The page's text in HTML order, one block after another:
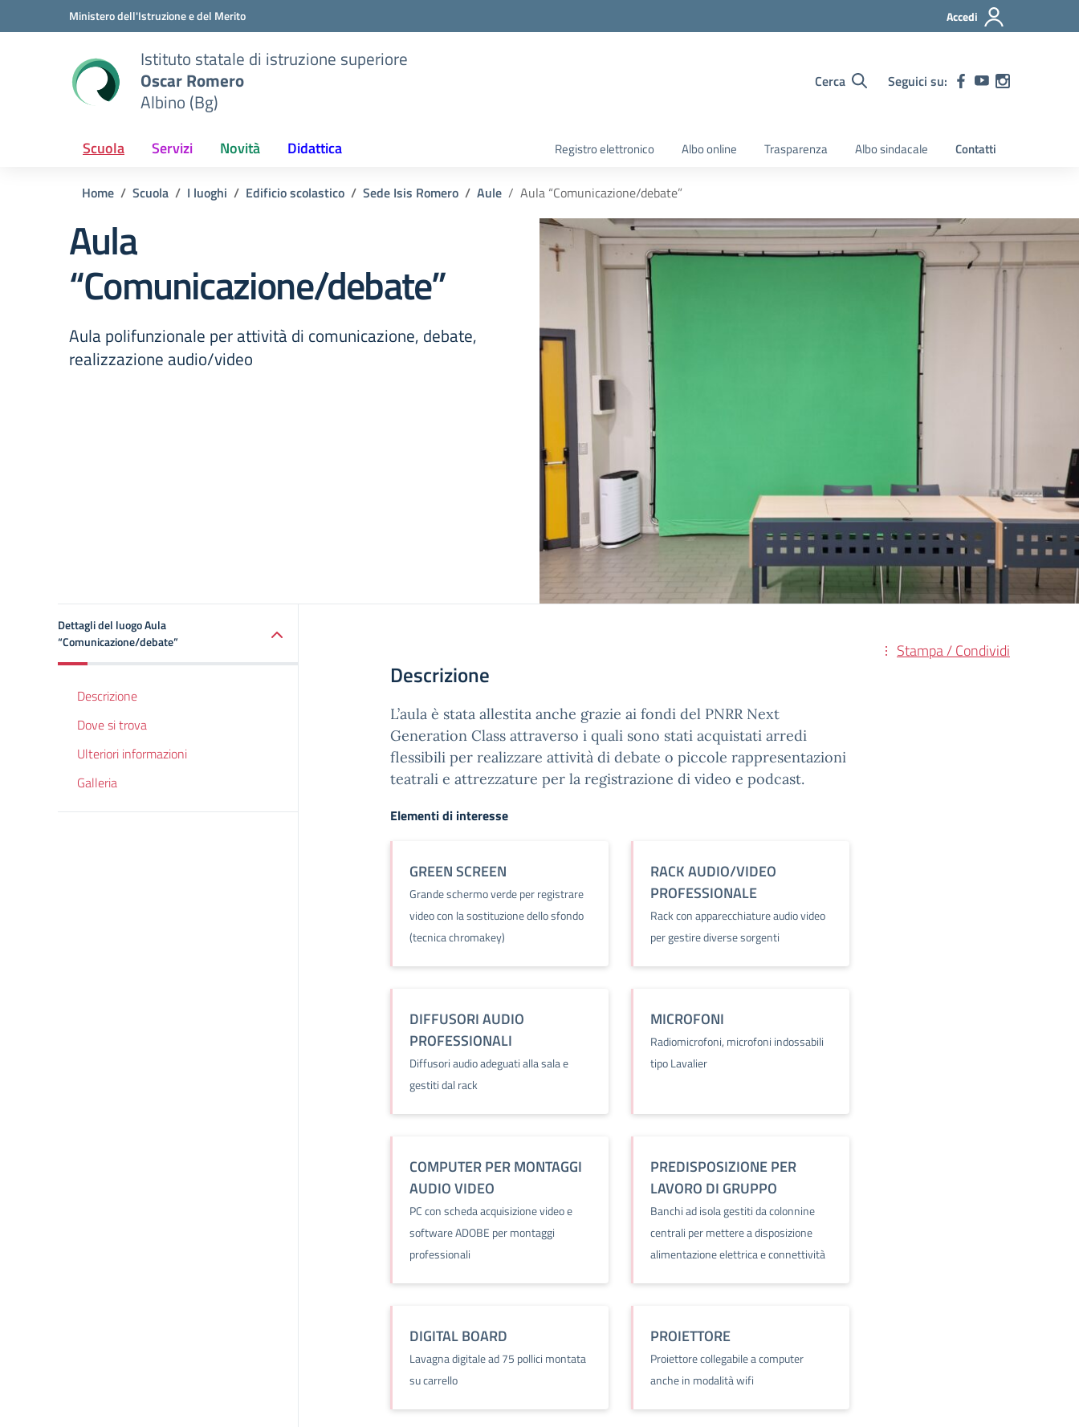
Vai ai contenuti
Vai al menu di navigazioneMinistero dell'Istruzione e del Merito Accedi
Istituto statale di istruzione superiore
Oscar Romero
Albino (Bg)
Cerca Seguici su:
Scuola Servizi Novità Didattica Registro elettronico Albo online Trasparenza Albo sindacale Contatti
Home Scuola I luoghi Edificio scolastico Sede Isis Romero Aule Aula “Comunicazione/debate”
Aula
“Comunicazione/debate”
Aula polifunzionale per attività di comunicazione, debate,
realizzazione audio/video
Dettagli del luogo Aula
“Comunicazione/debate”
Descrizione
Dove si trova
Ulteriori informazioni
Galleria
Stampa / Condividi
Descrizione
L’aula è stata allestita anche grazie ai fondi del PNRR Next
Generation Class attraverso i quali sono stati acquistati arredi
flessibili per realizzare attività di debate o piccole rappresentazioni
teatrali e attrezzature per la registrazione di video e podcast.
Elementi di interesse
GREEN SCREEN
Grande schermo verde per registrare
video con la sostituzione dello sfondo
(tecnica chromakey)
RACK AUDIO/VIDEO
PROFESSIONALE
Rack con apparecchiature audio video
per gestire diverse sorgenti
DIFFUSORI AUDIO
PROFESSIONALI
Diffusori audio adeguati alla sala e
gestiti dal rack
MICROFONI
Radiomicrofoni, microfoni indossabili
tipo Lavalier
COMPUTER PER MONTAGGI
AUDIO VIDEO
PC con scheda acquisizione video e
software ADOBE per montaggi
professionali
PREDISPOSIZIONE PER
LAVORO DI GRUPPO
Banchi ad isola gestiti da colonnine
centrali per mettere a disposizione
alimentazione elettrica e connettività
DIGITAL BOARD
Lavagna digitale ad 75 pollici montata
su carrello
PROIETTORE
Proiettore collegabile a computer
anche in modalità wifi